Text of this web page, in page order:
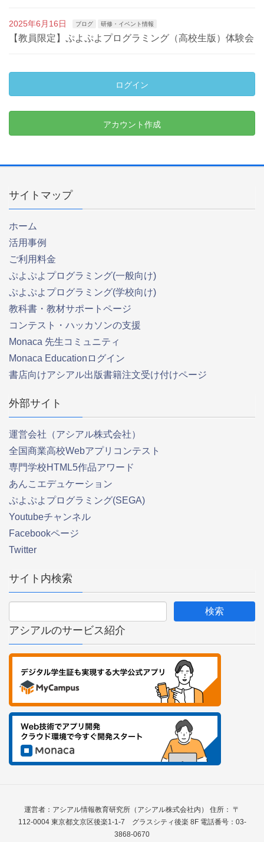
2025年6月16日 ブログ 研修・イベント情報
【教員限定】ぷよぷよプログラミング（高校生版）体験会
ログイン
アカウント作成
サイトマップ
ホーム
活用事例
ご利用料金
ぷよぷよプログラミング(一般向け)
ぷよぷよプログラミング(学校向け)
教科書・教材サポートページ
コンテスト・ハッカソンの支援
Monaca 先生コミュニティ
Monaca Educationログイン
書店向けアシアル出版書籍注文受け付けページ
外部サイト
運営会社（アシアル株式会社）
全国商業高校Webアプリコンテスト
専門学校HTML5作品アワード
あんこエデュケーション
ぷよぷよプログラミング(SEGA)
Youtubeチャンネル
Facebookページ
Twitter
サイト内検索
アシアルのサービス紹介
運営者：アシアル情報教育研究所（アシアル株式会社内） 住所： 〒
112-0004 東京都文京区後楽1-1-7 グラスシティ後楽 8F 電話番号：03-
3868-0670